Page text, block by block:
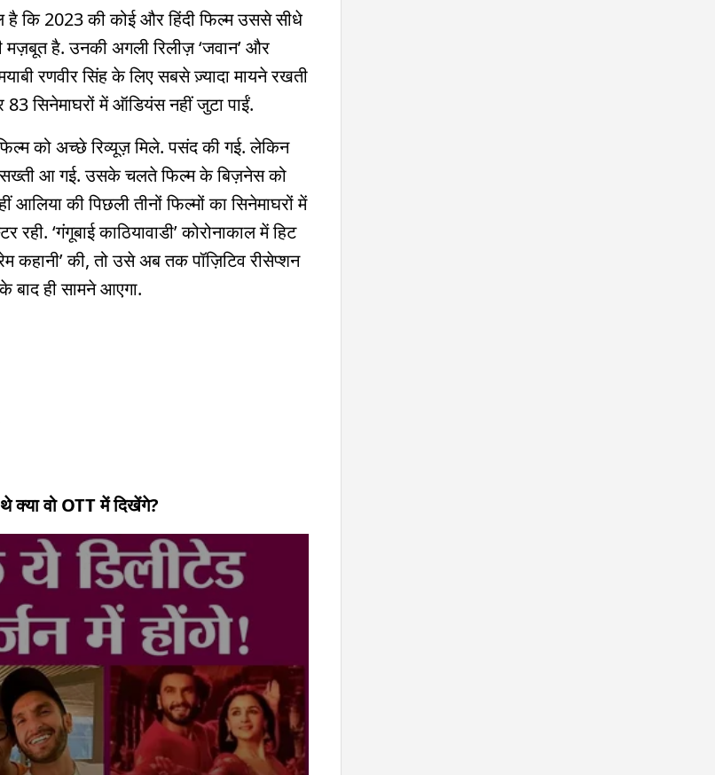
है कि 2023 की कोई और हिंदी फिल्म उससे सीधे
मज़बूत है. उनकी अगली रिलीज़ ‘जवान’ और
रणवीर सिंह के लिए सबसे ज़्यादा मायने रखती
83 सिनेमाघरों में ऑडियंस नहीं जुटा पाईं.
को अच्छे रिव्यूज़ मिले. पसंद की गई. लेकिन
सख्ती आ गई. उसके चलते फिल्म के बिज़नेस को
आलिया की पिछली तीनों फिल्मों का सिनेमाघरों में
‘गंगूबाई काठियावाडी’ कोरोनाकाल में हिट
कहानी’ की, तो उसे अब तक पॉज़िटिव रीसेप्शन
होने के बाद ही सामने आएगा.
क्या वो OTT में दिखेंगे?